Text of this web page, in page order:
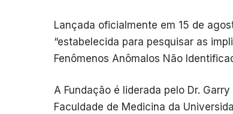
Lançada oficialmente em 15 de
“estabelecida para pesquisar as
Fenômenos Anômalos Não
A Fundação é liderada pelo Dr.
Faculdade de Medicina da